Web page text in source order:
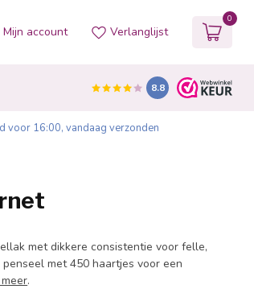
Mijn account Verlanglijst
0
8.8
voor 16:00, vandaag verzonden
met dikkere consistentie voor felle,
met 450 haartjes voor een
.